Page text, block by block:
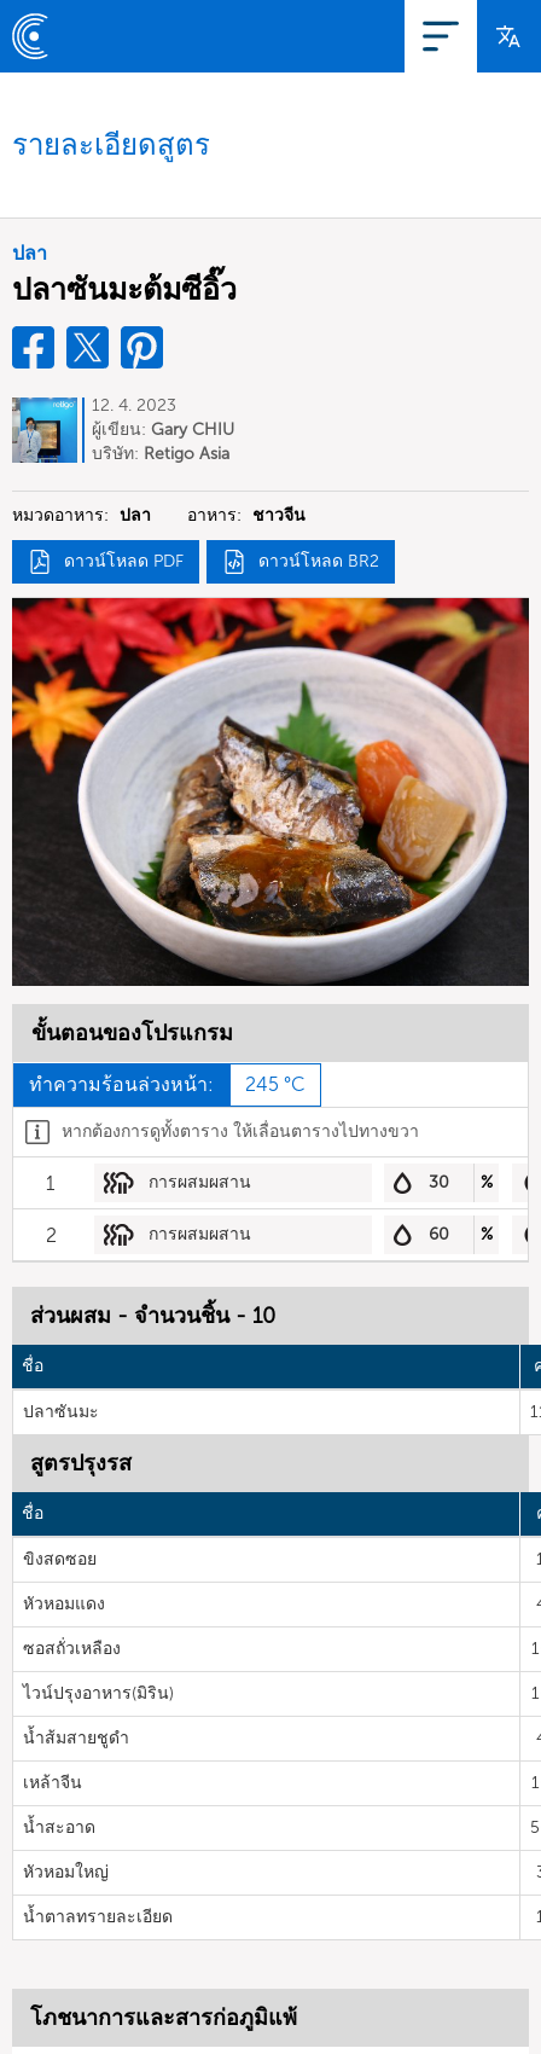
รายละเอียดสูตร
ปลา
ปลาซันมะต้มซีอิ๊ว
12. 4. 2023
ผู้เขียน: Gary CHIU
บริษัท: Retigo Asia
หมวดอาหาร: ปลา อาหาร: ชาวจีน
ดาวน์โหลด PDF ดาวน์โหลด BR2
ขั้นตอนของโปรแกรม
ทำความร้อนล่วงหน้า: 245 °C
หากต้องการดูทั้งตาราง ให้เลื่อนตารางไปทางขวา
1 การผสมผสาน 30 %
2 การผสมผสาน 60 %
ส่วนผสม - จำนวนชิ้น - 10
ชื่อ
ปลาซันมะ
สูตรปรุงรส
ชื่อ
ขิงสดซอย
หัวหอมแดง
ซอสถั่วเหลือง
ไวน์ปรุงอาหาร(มิริน)
น้ำส้มสายชูดำ
เหล้าจีน
น้ำสะอาด
หัวหอมใหญ่
น้ำตาลทรายละเอียด
โภชนาการและสารก่อภูมิแพ้